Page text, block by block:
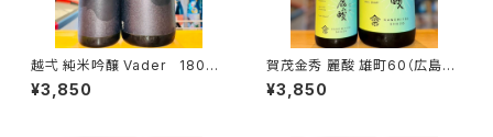
越弌 純米吟醸 Vader 1800
ml１本（株式会社越後鶴亀・新
潟県新潟市西蒲区竹野町）
¥3,850
賀茂金秀 麗酸 雄町60（広島限
定）1800ml１本（金光酒造・広
島県東広島市黒瀬町）
¥3,850